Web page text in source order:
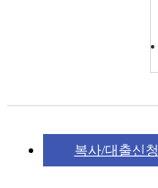
복사/대출신청